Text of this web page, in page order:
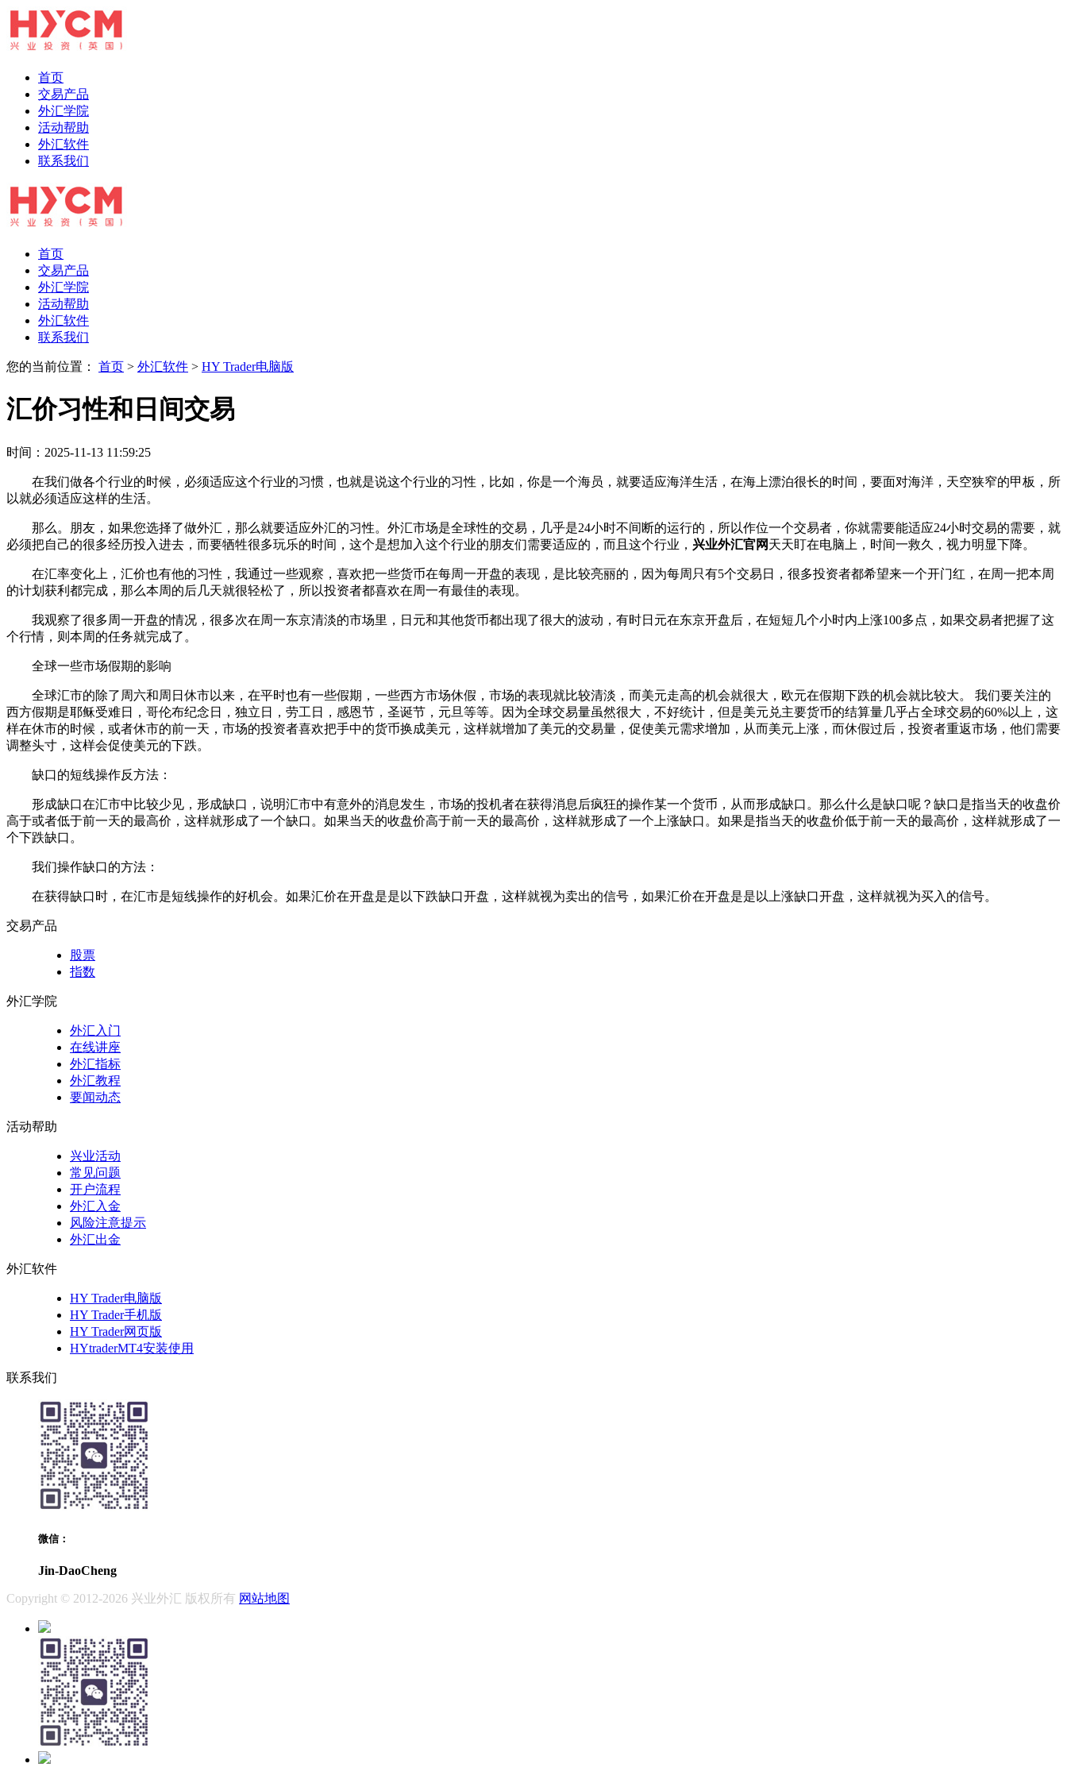
首页
交易产品
外汇学院
活动帮助
外汇软件
联系我们
首页
交易产品
外汇学院
活动帮助
外汇软件
联系我们
您的当前位置： 首页 > 外汇软件 > HY Trader电脑版
汇价习性和日间交易
时间：2025-11-13 11:59:25
在我们做各个行业的时候，必须适应这个行业的习惯，也就是说这个行业的习性，比如，你是一个海员，就要适应海洋生活，在海上漂泊很长的时间，要面对海洋，天空狭窄的甲板，所
以就必须适应这样的生活。
那么。朋友，如果您选择了做外汇，那么就要适应外汇的习性。外汇市场是全球性的交易，几乎是24小时不间断的运行的，所以作位一个交易者，你就需要能适应24小时交易的需要，就
必须把自己的很多经历投入进去，而要牺牲很多玩乐的时间，这个是想加入这个行业的朋友们需要适应的，而且这个行业， 兴业外汇官网天天盯在电脑上，时间一救久，视力明显下降。
在汇率变化上，汇价也有他的习性，我通过一些观察，喜欢把一些货币在每周一开盘的表现，是比较亮丽的，因为每周只有5个交易日，很多投资者都希望来一个开门红，在周一把本周
的计划获利都完成，那么本周的后几天就很轻松了，所以投资者都喜欢在周一有最佳的表现。
我观察了很多周一开盘的情况，很多次在周一东京清淡的市场里，日元和其他货币都出现了很大的波动，有时日元在东京开盘后，在短短几个小时内上涨100多点，如果交易者把握了这
个行情，则本周的任务就完成了。
全球一些市场假期的影响
全球汇市的除了周六和周日休市以来，在平时也有一些假期，一些西方市场休假，市场的表现就比较清淡，而美元走高的机会就很大，欧元在假期下跌的机会就比较大。 我们要关注的
西方假期是耶稣受难日，哥伦布纪念日，独立日，劳工日，感恩节，圣诞节，元旦等等。因为全球交易量虽然很大，不好统计，但是美元兑主要货币的结算量几乎占全球交易的60%以上，这
样在休市的时候，或者休市的前一天，市场的投资者喜欢把手中的货币换成美元，这样就增加了美元的交易量，促使美元需求增加，从而美元上涨，而休假过后，投资者重返市场，他们需要
调整头寸，这样会促使美元的下跌。
缺口的短线操作反方法：
形成缺口在汇市中比较少见，形成缺口，说明汇市中有意外的消息发生，市场的投机者在获得消息后疯狂的操作某一个货币，从而形成缺口。那么什么是缺口呢？缺口是指当天的收盘价
高于或者低于前一天的最高价，这样就形成了一个缺口。如果当天的收盘价高于前一天的最高价，这样就形成了一个上涨缺口。如果是指当天的收盘价低于前一天的最高价，这样就形成了一
个下跌缺口。
我们操作缺口的方法：
在获得缺口时，在汇市是短线操作的好机会。如果汇价在开盘是是以下跌缺口开盘，这样就视为卖出的信号，如果汇价在开盘是是以上涨缺口开盘，这样就视为买入的信号。
交易产品
股票
指数
外汇学院
外汇入门
在线讲座
外汇指标
外汇教程
要闻动态
活动帮助
兴业活动
常见问题
开户流程
外汇入金
风险注意提示
外汇出金
外汇软件
HY Trader电脑版
HY Trader手机版
HY Trader网页版
HYtraderMT4安装使用
联系我们
微信：
Jin-DaoCheng
Copyright © 2012-2026 兴业外汇 版权所有 网站地图